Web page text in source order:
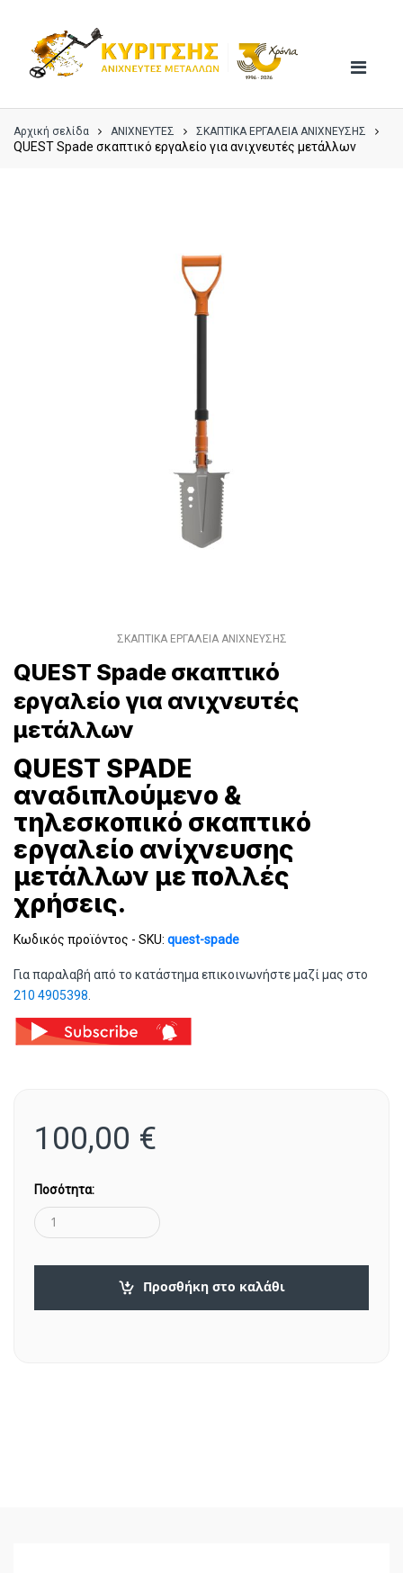
navigation
content
Αρχική σελίδα ΑΝΙΧΝΕΥΤΕΣ ΣΚΑΠΤΙΚΑ ΕΡΓΑΛΕΙΑ ΑΝΙΧΝΕΥΣΗΣ
QUEST Spade σκαπτικό εργαλείο για ανιχνευτές μετάλλων
ΣΚΑΠΤΙΚΑ ΕΡΓΑΛΕΙΑ ΑΝΙΧΝΕΥΣΗΣ
QUEST Spade σκαπτικό
εργαλείο για ανιχνευτές
μετάλλων
QUEST SPADE
αναδιπλούμενο &
τηλεσκοπικό σκαπτικό
εργαλείο ανίχνευσης
μετάλλων με πολλές
χρήσεις.
Κωδικός προϊόντος - SKU: quest-spade
Για παραλαβή από το κατάστημα επικοινωνήστε μαζί μας στο
210 4905398
100,00 €
Ποσότητα:
Προσθήκη στο καλάθι